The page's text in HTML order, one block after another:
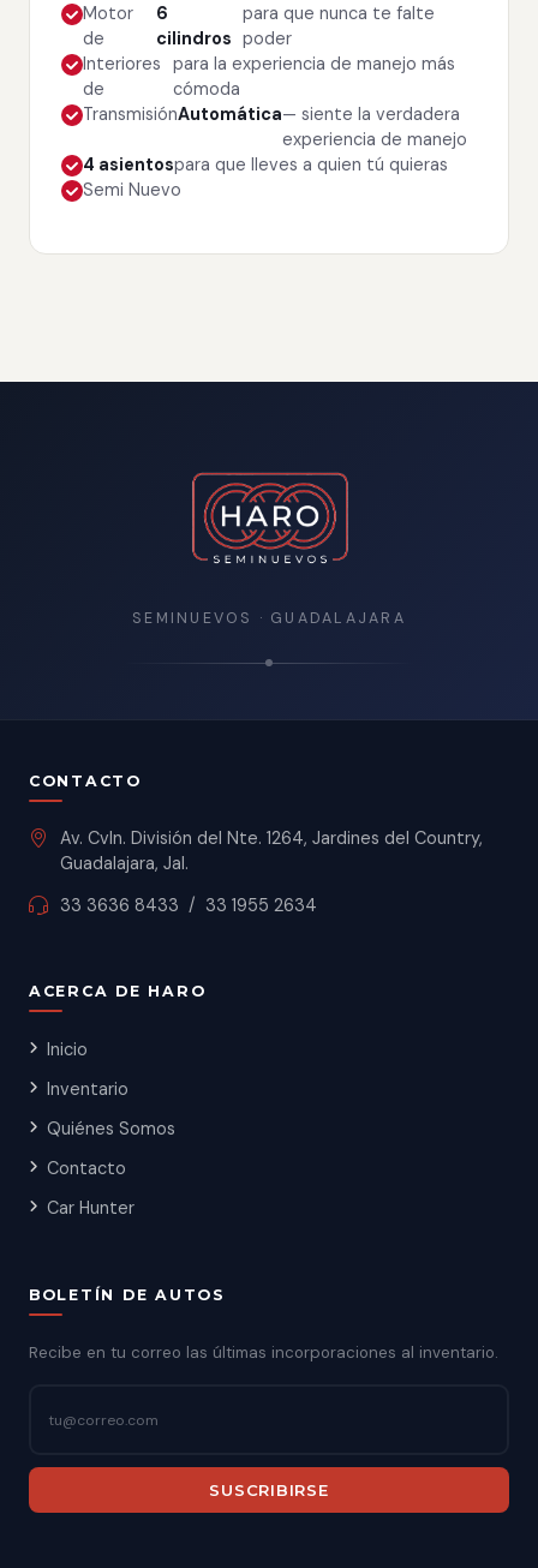
Motor
de
6
cilindros
para que nunca te falte
poder
Interiores
de
para la experiencia de manejo más
cómoda
TransmisiónAutomática— siente la verdadera
experiencia de manejo
4 asientospara que lleves a quien tú quieras
Semi Nuevo
SEMINUEVOS · GUADALAJARA
CONTACTO
Av. Cvln. División del Nte. 1264, Jardines del Country,
Guadalajara, Jal.
33 3636 8433 / 33 1955 2634
ACERCA DE HARO
Inicio
Inventario
Quiénes Somos
Contacto
Car Hunter
BOLETÍN DE AUTOS
Recibe en tu correo las últimas incorporaciones al inventario.
SUSCRIBIRSE